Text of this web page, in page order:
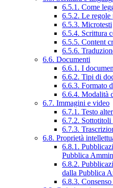
6.5.1. Come
6.5.2. Le regole
6.5.3. Microtesti
6.5.4. Scrittura
6.5.5. Content
6.5.6.
6.6. Documenti
6.6.1. I
6.6.2. Tipi di
6.6.3. Formato
6.6.4. Modalità
6.7. Immagini e video
6.7.1. Testo
6.7.2. Sottotitoli
6.7.3.
6.8. Proprietà
6.8.1.
Pubblica
6.8.2.
dalla Pubblica
6.8.3.